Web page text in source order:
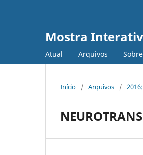
Mostra
Atual Arquivos Sobre
Início / Arquivos /